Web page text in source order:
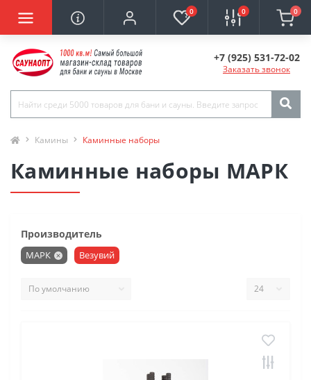
0 0 0
+7 (925) 531-72-02
Заказать звонок
Камины Каминные наборы
Каминные наборы МАРК
Производитель
МАРК Везувий